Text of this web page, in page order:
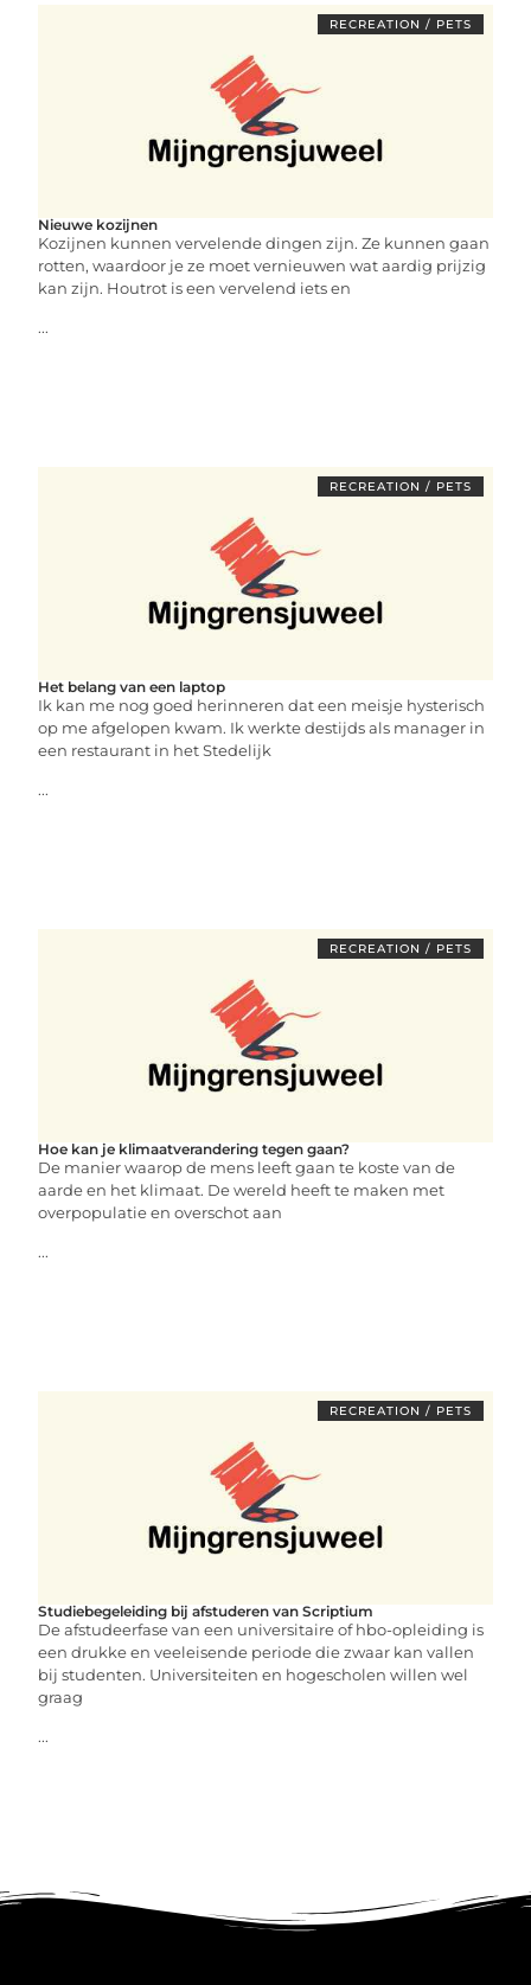
RECREATION / PETS
Nieuwe kozijnen
Kozijnen kunnen vervelende dingen zijn. Ze kunnen gaan
rotten, waardoor je ze moet vernieuwen wat aardig prijzig
kan zijn. Houtrot is een vervelend iets en
...
RECREATION / PETS
Het belang van een laptop
Ik kan me nog goed herinneren dat een meisje hysterisch
op me afgelopen kwam. Ik werkte destijds als manager in
een restaurant in het Stedelijk
...
RECREATION / PETS
Hoe kan je klimaatverandering tegen gaan?
De manier waarop de mens leeft gaan te koste van de
aarde en het klimaat. De wereld heeft te maken met
overpopulatie en overschot aan
...
RECREATION / PETS
Studiebegeleiding bij afstuderen van Scriptium
De afstudeerfase van een universitaire of hbo-opleiding is
een drukke en veeleisende periode die zwaar kan vallen
bij studenten. Universiteiten en hogescholen willen wel
graag
...